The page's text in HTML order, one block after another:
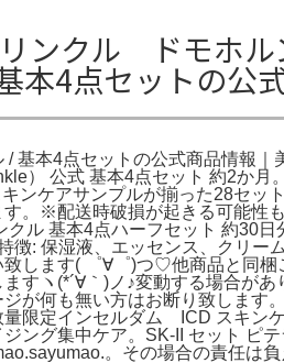
リンクル ドモホ
本4点セットの公
/ 基本4点セットの公式商品情報
） 公式 基本4点セット 約2か
ンケアサンプルが揃った28セ
す。※配送時破損が起きる可能性
クル 基本4点ハーフセット 約30
徴: 保湿液、エッセンス、クリ
致します( ゜∀゜)つ♡他商品と同
ますヽ(*´∀｀)ノ♪変動する場
が何も無い方はお断り致します
量限定インセルダム ICD スキン
ング集中ケア。SK-II セット ピ
。その場合の責任は